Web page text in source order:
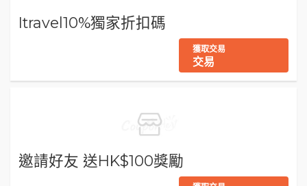
Itravel10%獨家折扣碼
獲取交易
交易
邀請好友 送HK$100獎勵